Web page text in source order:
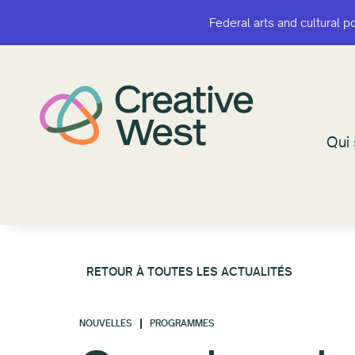
Federal arts and cultural
Qui
Federal arts and cultural
Qui
RETOUR À TOUTES LES ACTUALITÉS
NOUVELLES PROGRAMMES